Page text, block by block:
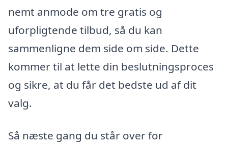
nemt anmode om tre gratis og
uforpligtende tilbud, så du kan
sammenligne dem side om side. Dette
kommer til at lette din beslutningsproces
og sikre, at du får det bedste ud af dit
valg.
Så næste gang du står over for